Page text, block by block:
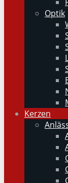
Optik
Kerzen